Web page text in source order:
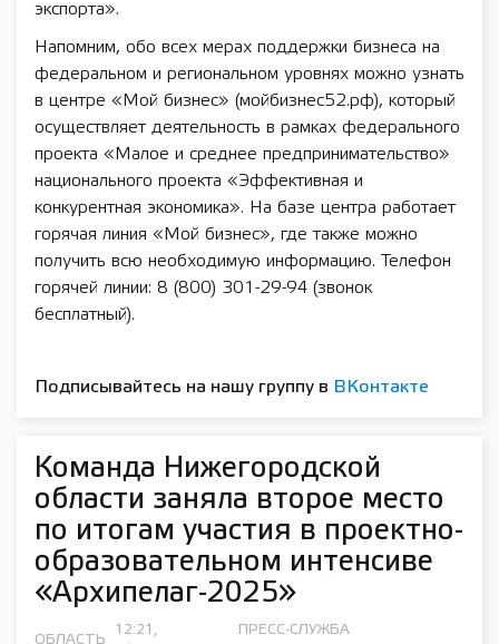
экспорта».
Напомним, обо всех мерах поддержки бизнеса на
федеральном и региональном уровнях можно узнать
в центре «Мой бизнес» (мойбизнес52.рф), который
осуществляет деятельность в рамках федерального
проекта «Малое и среднее предпринимательство»
национального проекта «Эффективная и
конкурентная экономика». На базе центра работает
горячая линия «Мой бизнес», где также можно
получить всю необходимую информацию. Телефон
горячей линии: 8 (800) 301-29-94 (звонок
бесплатный).
Подписывайтесь на нашу группу в ВКонтакте
Команда Нижегородской
области заняла второе место
по итогам участия в проектно-
образовательном интенсиве
«Архипелаг-2025»
ОБЛАСТЬ
12:21, ПРЕСС-СЛУЖБА